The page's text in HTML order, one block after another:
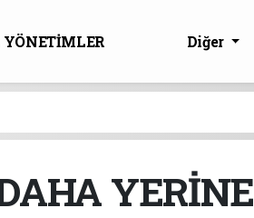
YÖNETİMLER
Diğer
YERİNE